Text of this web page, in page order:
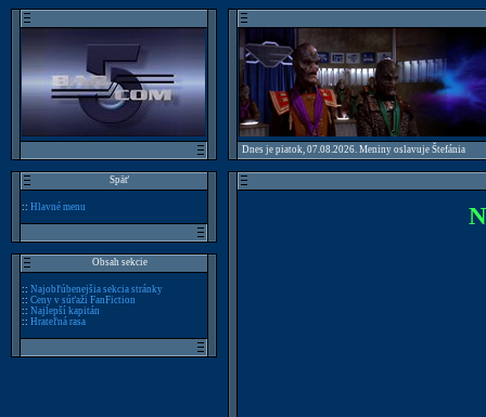
Dnes je piatok, 07.08.2026. Meniny oslavuje Štefánia
Späť
:: Hlavné menu
Obsah sekcie
:: Najobľúbenejšia sekcia stránky
:: Ceny v súťaži FanFiction
:: Najlepší kapitán
:: Hrateľná rasa